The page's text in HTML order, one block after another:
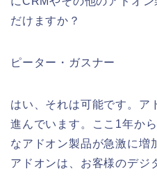
だけますか？
ピーター・ガスナー
はい、それは可能です。ア
進んでいます。ここ1年か
なアドオン製品が急激に増
アドオンは、お客様のデジ